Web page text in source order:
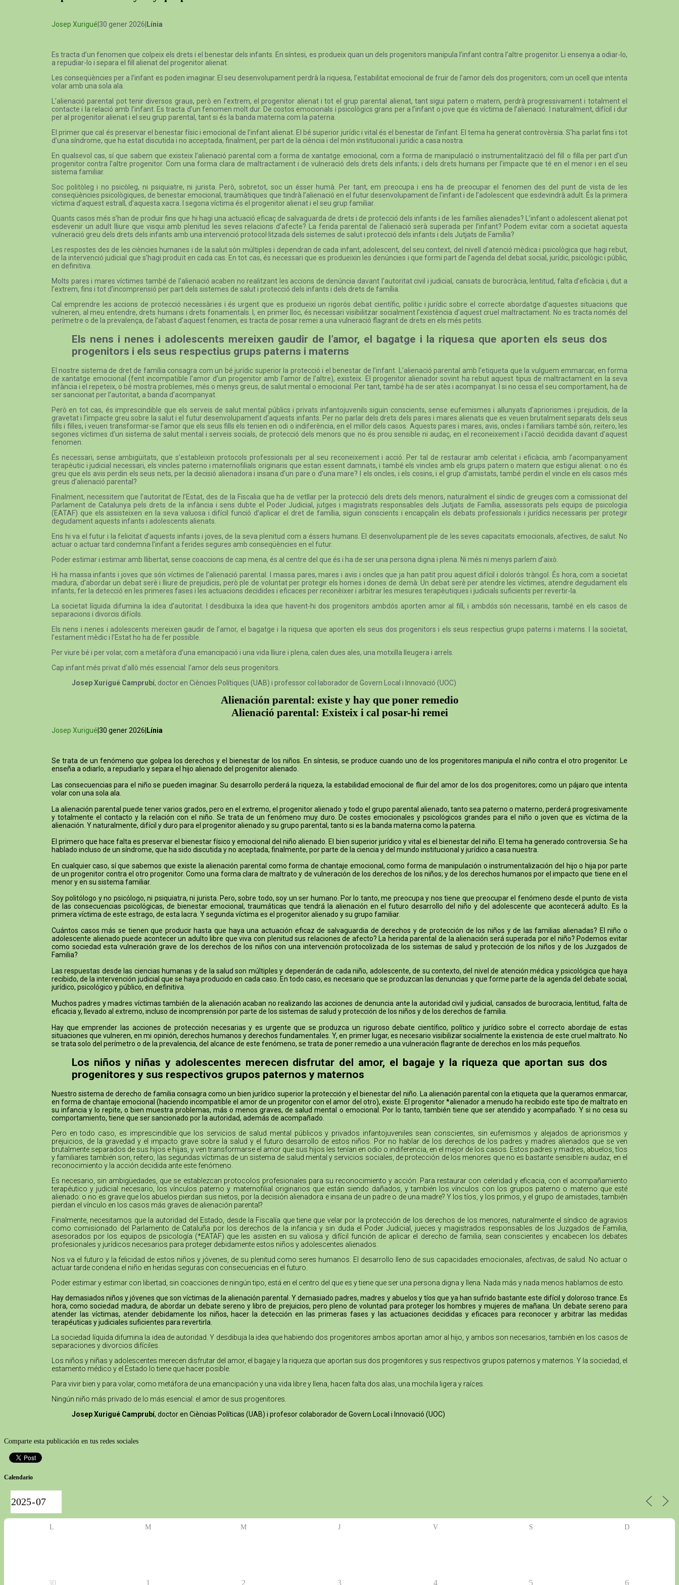
Josep Xurigué |30 gener 2026| Línia
Es tracta d’un fenomen que colpeix els drets i el benestar dels infants. En síntesi, es produeix quan un dels progenitors manipula l’infant contra l’altre progenitor. Li ensenya a odiar-lo,
a repudiar-lo i separa el fill alienat del progenitor alienat.
Les conseqüències per a l’infant es poden imaginar. El seu desenvolupament perdrà la riquesa, l’estabilitat emocional de fruir de l’amor dels dos progenitors; com un ocell que intenta
volar amb una sola ala.
L’alienació parental pot tenir diversos graus, però en l’extrem, el progenitor alienat i tot el grup parental alienat, tant sigui patern o matern, perdrà progressivament i totalment el
contacte i la relació amb l’infant. Es tracta d’un fenomen molt dur. De costos emocionals i psicològics grans per a l’infant o jove que és víctima de l’alienació. I naturalment, difícil i dur
per al progenitor alienat i el seu grup parental, tant si és la banda materna com la paterna.
El primer que cal és preservar el benestar físic i emocional de l’infant alienat. El bé superior jurídic i vital és el benestar de l’infant. El tema ha generat controvèrsia. S’ha parlat fins i tot
d’una síndrome, que ha estat discutida i no acceptada, finalment, per part de la ciència i del món institucional i jurídic a casa nostra.
En qualsevol cas, sí que sabem que existeix l’alienació parental com a forma de xantatge emocional, com a forma de manipulació o instrumentalització del fill o filla per part d’un
progenitor contra l’altre progenitor. Com una forma clara de maltractament i de vulneració dels drets dels infants; i dels drets humans per l’impacte que té en el menor i en el seu
sistema familiar.
Soc politòleg i no psicòleg, ni psiquiatre, ni jurista. Però, sobretot, soc un ésser humà. Per tant, em preocupa i ens ha de preocupar el fenomen des del punt de vista de les
conseqüències psicològiques, de benestar emocional, traumàtiques que tindrà l’alienació en el futur desenvolupament de l’infant i de l’adolescent que esdevindrà adult. És la primera
víctima d’aquest estrall, d’aquesta xacra. I segona víctima és el progenitor alienat i el seu grup familiar.
Quants casos més s’han de produir fins que hi hagi una actuació eficaç de salvaguarda de drets i de protecció dels infants i de les famílies alienades? L’infant o adolescent alienat pot
esdevenir un adult lliure que visqui amb plenitud les seves relacions d’afecte? La ferida parental de l’alienació serà superada per l’infant? Podem evitar com a societat aquesta
vulneració greu dels drets dels infants amb una intervenció protocol·litzada dels sistemes de salut i protecció dels infants i dels Jutjats de Família?
Les respostes des de les ciències humanes i de la salut són múltiples i dependran de cada infant, adolescent, del seu context, del nivell d’atenció mèdica i psicològica que hagi rebut,
de la intervenció judicial que s’hagi produït en cada cas. En tot cas, és necessari que es produeixin les denúncies i que formi part de l’agenda del debat social, jurídic, psicològic i públic,
en definitiva.
Molts pares i mares víctimes també de l’alienació acaben no realitzant les accions de denúncia davant l’autoritat civil i judicial, cansats de burocràcia, lentitud, falta d’eficàcia i, dut a
l’extrem, fins i tot d’incomprensió per part dels sistemes de salut i protecció dels infants i dels drets de família.
Cal emprendre les accions de protecció necessàries i és urgent que es produeixi un rigorós debat científic, polític i jurídic sobre el correcte abordatge d’aquestes situacions que
vulneren, al meu entendre, drets humans i drets fonamentals. I, en primer lloc, és necessari visibilitzar socialment l’existència d’aquest cruel maltractament. No es tracta només del
perímetre o de la prevalença, de l’abast d’aquest fenomen, es tracta de posar remei a una vulneració flagrant de drets en els més petits.
Els nens i nenes i adolescents mereixen gaudir de l’amor, el bagatge i la riquesa que aporten els seus dos
progenitors i els seus respectius grups paterns i materns
El nostre sistema de dret de família consagra com un bé jurídic superior la protecció i el benestar de l’infant. L’alienació parental amb l’etiqueta que la vulguem emmarcar, en forma
de xantatge emocional (fent incompatible l’amor d’un progenitor amb l’amor de l’altre), existeix. El progenitor alienador sovint ha rebut aquest tipus de maltractament en la seva
infància i el repeteix, o bé mostra problemes, més o menys greus, de salut mental o emocional. Per tant, també ha de ser atès i acompanyat. I si no cessa el seu comportament, ha de
ser sancionat per l’autoritat, a banda d’acompanyat.
Però en tot cas, és imprescindible que els serveis de salut mental públics i privats infantojuvenils siguin conscients, sense eufemismes i allunyats d’apriorismes i prejudicis, de la
gravetat i l’impacte greu sobre la salut i el futur desenvolupament d’aquests infants. Per no parlar dels drets dels pares i mares alienats que es veuen brutalment separats dels seus
fills i filles, i veuen transformar-se l’amor que els seus fills els tenien en odi o indiferència, en el millor dels casos. Aquests pares i mares, avis, oncles i familiars també són, reitero, les
segones víctimes d’un sistema de salut mental i serveis socials, de protecció dels menors que no és prou sensible ni audaç, en el reconeixement i l’acció decidida davant d’aquest
fenomen.
És necessari, sense ambigüitats, que s’estableixin protocols professionals per al seu reconeixement i acció. Per tal de restaurar amb celeritat i eficàcia, amb l’acompanyament
terapèutic i judicial necessari, els vincles paterno i maternofilials originaris que estan essent damnats, i també els vincles amb els grups patern o matern que estigui alienat: o no és
greu que els avis perdin els seus nets, per la decisió alienadora i insana d’un pare o d’una mare? I els oncles, i els cosins, i el grup d’amistats, també perdin el vincle en els casos més
greus d’alienació parental?
Finalment, necessitem que l’autoritat de l’Estat, des de la Fiscalia que ha de vetllar per la protecció dels drets dels menors, naturalment el síndic de greuges com a comissionat del
Parlament de Catalunya pels drets de la infància i sens dubte el Poder Judicial, jutges i magistrats responsables dels Jutjats de Família, assessorats pels equips de psicologia
(EATAF) que els assisteixen en la seva valuosa i difícil funció d’aplicar el dret de família, siguin conscients i encapçalin els debats professionals i jurídics necessaris per protegir
degudament aquests infants i adolescents alienats.
Ens hi va el futur i la felicitat d’aquests infants i joves, de la seva plenitud com a éssers humans. El desenvolupament ple de les seves capacitats emocionals, afectives, de salut. No
actuar o actuar tard condemna l’infant a ferides segures amb conseqüències en el futur.
Poder estimar i estimar amb llibertat, sense coaccions de cap mena, és al centre del que és i ha de ser una persona digna i plena. Ni més ni menys parlem d’això.
Hi ha massa infants i joves que són víctimes de l’alienació parental. I massa pares, mares i avis i oncles que ja han patit prou aquest difícil i dolorós tràngol. És hora, com a societat
madura, d’abordar un debat serè i lliure de prejudicis, però ple de voluntat per protegir els homes i dones de demà. Un debat serè per atendre les víctimes, atendre degudament els
infants, fer la detecció en les primeres fases i les actuacions decidides i eficaces per reconèixer i arbitrar les mesures terapèutiques i judicials suficients per revertir-la.
La societat líquida difumina la idea d’autoritat. I desdibuixa la idea que havent-hi dos progenitors ambdós aporten amor al fill, i ambdós són necessaris, també en els casos de
separacions i divorcis difícils.
Els nens i nenes i adolescents mereixen gaudir de l’amor, el bagatge i la riquesa que aporten els seus dos progenitors i els seus respectius grups paterns i materns. I la societat,
l’estament mèdic i l’Estat ho ha de fer possible.
Per viure bé i per volar, com a metàfora d’una emancipació i una vida lliure i plena, calen dues ales, una motxilla lleugera i arrels.
Cap infant més privat d’allò més essencial: l’amor dels seus progenitors.
Josep Xurigué Camprubí, doctor en Ciències Polítiques (UAB) i professor col·laborador de Govern Local i Innovació (UOC)
Alienación parental: existe y hay que poner remedio
Alienació parental: Existeix i cal posar-hi remei
Josep Xurigué |30 gener 2026| Línia
Se trata de un fenómeno que golpea los derechos y el bienestar de los niños. En síntesis, se produce cuando uno de los progenitores manipula el niño contra el otro progenitor. Le
enseña a odiarlo, a repudiarlo y separa el hijo alienado del progenitor alienado.
Las consecuencias para el niño se pueden imaginar. Su desarrollo perderá la riqueza, la estabilidad emocional de fluir del amor de los dos progenitores; como un pájaro que intenta
volar con una sola ala.
La alienación parental puede tener varios grados, pero en el extremo, el progenitor alienado y todo el grupo parental alienado, tanto sea paterno o materno, perderá progresivamente
y totalmente el contacto y la relación con el niño. Se trata de un fenómeno muy duro. De costes emocionales y psicológicos grandes para el niño o joven que es víctima de la
alienación. Y naturalmente, difícil y duro para el progenitor alienado y su grupo parental, tanto si es la banda materna como la paterna.
El primero que hace falta es preservar el bienestar físico y emocional del niño alienado. El bien superior jurídico y vital es el bienestar del niño. El tema ha generado controversia. Se ha
hablado incluso de un síndrome, que ha sido discutida y no aceptada, finalmente, por parte de la ciencia y del mundo institucional y jurídico a casa nuestra.
En cualquier caso, sí que sabemos que existe la alienación parental como forma de chantaje emocional, como forma de manipulación o instrumentalización del hijo o hija por parte
de un progenitor contra el otro progenitor. Como una forma clara de maltrato y de vulneración de los derechos de los niños; y de los derechos humanos por el impacto que tiene en el
menor y en su sistema familiar.
Soy politólogo y no psicólogo, ni psiquiatra, ni jurista. Pero, sobre todo, soy un ser humano. Por lo tanto, me preocupa y nos tiene que preocupar el fenómeno desde el punto de vista
de las consecuencias psicológicas, de bienestar emocional, traumáticas que tendrá la alienación en el futuro desarrollo del niño y del adolescente que acontecerá adulto. Es la
primera víctima de este estrago, de esta lacra. Y segunda víctima es el progenitor alienado y su grupo familiar.
Cuántos casos más se tienen que producir hasta que haya una actuación eficaz de salvaguardia de derechos y de protección de los niños y de las familias alienadas? El niño o
adolescente alienado puede acontecer un adulto libre que viva con plenitud sus relaciones de afecto? La herida parental de la alienación será superada por el niño? Podemos evitar
como sociedad esta vulneración grave de los derechos de los niños con una intervención protocolizada de los sistemas de salud y protección de los niños y de los Juzgados de
Familia?
Las respuestas desde las ciencias humanas y de la salud son múltiples y dependerán de cada niño, adolescente, de su contexto, del nivel de atención médica y psicológica que haya
recibido, de la intervención judicial que se haya producido en cada caso. En todo caso, es necesario que se produzcan las denuncias y que forme parte de la agenda del debate social,
jurídico, psicológico y público, en definitiva.
Muchos padres y madres víctimas también de la alienación acaban no realizando las acciones de denuncia ante la autoridad civil y judicial, cansados de burocracia, lentitud, falta de
eficacia y, llevado al extremo, incluso de incomprensión por parte de los sistemas de salud y protección de los niños y de los derechos de familia.
Hay que emprender las acciones de protección necesarias y es urgente que se produzca un riguroso debate científico, político y jurídico sobre el correcto abordaje de estas
situaciones que vulneren, en mi opinión, derechos humanos y derechos fundamentales. Y, en primer lugar, es necesario visibilizar socialmente la existencia de este cruel maltrato. No
se trata solo del perímetro o de la prevalencia, del alcance de este fenómeno, se trata de poner remedio a una vulneración flagrante de derechos en los más pequeños.
Los niños y niñas y adolescentes merecen disfrutar del amor, el bagaje y la riqueza que aportan sus dos
progenitores y sus respectivos grupos paternos y maternos
Nuestro sistema de derecho de familia consagra como un bien jurídico superior la protección y el bienestar del niño. La alienación parental con la etiqueta que la queramos enmarcar,
en forma de chantaje emocional (haciendo incompatible el amor de un progenitor con el amor del otro), existe. El progenitor *alienador a menudo ha recibido este tipo de maltrato en
su infancia y lo repite, o bien muestra problemas, más o menos graves, de salud mental o emocional. Por lo tanto, también tiene que ser atendido y acompañado. Y si no cesa su
comportamiento, tiene que ser sancionado por la autoridad, además de acompañado.
Pero en todo caso, es imprescindible que los servicios de salud mental públicos y privados infantojuveniles sean conscientes, sin eufemismos y alejados de apriorismos y
prejuicios, de la gravedad y el impacto grave sobre la salud y el futuro desarrollo de estos niños. Por no hablar de los derechos de los padres y madres alienados que se ven
brutalmente separados de sus hijos e hijas, y ven transformarse el amor que sus hijos les tenían en odio o indiferencia, en el mejor de los casos. Estos padres y madres, abuelos, tíos
y familiares también son, reitero, las segundas víctimas de un sistema de salud mental y servicios sociales, de protección de los menores que no es bastante sensible ni audaz, en el
reconocimiento y la acción decidida ante este fenómeno.
Es necesario, sin ambigüedades, que se establezcan protocolos profesionales para su reconocimiento y acción. Para restaurar con celeridad y eficacia, con el acompañamiento
terapéutico y judicial necesario, los vínculos paterno y maternofilial originarios que están siendo dañados, y también los vínculos con los grupos paterno o materno que esté
alienado: o no es grave que los abuelos pierdan sus nietos, por la decisión alienadora e insana de un padre o de una madre? Y los tíos, y los primos, y el grupo de amistades, también
pierdan el vínculo en los casos más graves de alienación parental?
Finalmente, necesitamos que la autoridad del Estado, desde la Fiscalía que tiene que velar por la protección de los derechos de los menores, naturalmente el síndico de agravios
como comisionado del Parlamento de Cataluña por los derechos de la infancia y sin duda el Poder Judicial, jueces y magistrados responsables de los Juzgados de Familia,
asesorados por los equipos de psicología (*EATAF) que les asisten en su valiosa y difícil función de aplicar el derecho de familia, sean conscientes y encabecen los debates
profesionales y jurídicos necesarios para proteger debidamente estos niños y adolescentes alienados.
Nos va el futuro y la felicidad de estos niños y jóvenes, de su plenitud como seres humanos. El desarrollo lleno de sus capacidades emocionales, afectivas, de salud. No actuar o
actuar tarde condena el niño en heridas seguras con consecuencias en el futuro.
Poder estimar y estimar con libertad, sin coacciones de ningún tipo, está en el centro del que es y tiene que ser una persona digna y llena. Nada más y nada menos hablamos de esto.
Hay demasiados niños y jóvenes que son víctimas de la alienación parental. Y demasiado padres, madres y abuelos y tíos que ya han sufrido bastante este difícil y doloroso trance. Es
hora, como sociedad madura, de abordar un debate sereno y libro de prejuicios, pero pleno de voluntad para proteger los hombres y mujeres de mañana. Un debate sereno para
atender las víctimas, atender debidamente los niños, hacer la detección en las primeras fases y las actuaciones decididas y eficaces para reconocer y arbitrar las medidas
terapéuticas y judiciales suficientes para revertirla.
La sociedad líquida difumina la idea de autoridad. Y desdibuja la idea que habiendo dos progenitores ambos aportan amor al hijo, y ambos son necesarios, también en los casos de
separaciones y divorcios difíciles.
Los niños y niñas y adolescentes merecen disfrutar del amor, el bagaje y la riqueza que aportan sus dos progenitores y sus respectivos grupos paternos y maternos. Y la sociedad, el
estamento médico y el Estado lo tiene que hacer posible.
Para vivir bien y para volar, como metáfora de una emancipación y una vida libre y llena, hacen falta dos alas, una mochila ligera y raíces.
Ningún niño más privado de lo más esencial: el amor de sus progenitores.
Josep Xurigué Camprubí, doctor en Cièncias Políticas (UAB) i profesor colaborador de Govern Local i Innovació (UOC)
Comparte esta publicación en tus redes sociales
Calendario
L M M J V S D
30 1 2 3 4 5 6